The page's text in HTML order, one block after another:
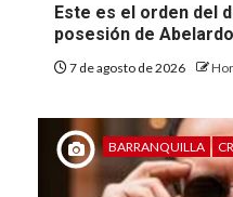
Este es el orden del
posesión de
7 de agosto de 2026
BARRANQUILLA